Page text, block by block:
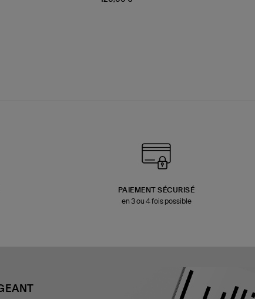
PAIEMENT SÉCURISÉ
en 3 ou 4 fois possible